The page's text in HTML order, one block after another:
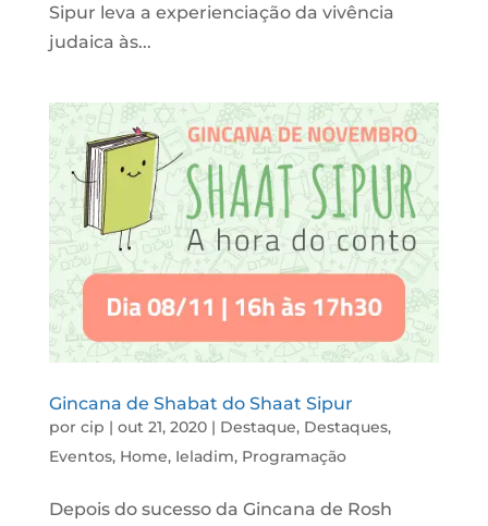
Sipur leva a experienciação da vivência
judaica às...
Gincana de Shabat do Shaat Sipur
por cip | out 21, 2020| Destaque, Destaques,
Eventos, Home, Ieladim, Programação
Depois do sucesso da Gincana de Rosh